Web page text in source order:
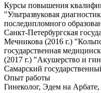
Курсы повышения
"Ультразвуковая
последипломного
Санкт-Петербургская
Мечникова (2016 г.)
государственная
(2017 г.) "Акушерство и
Самарский
Опыт работы
Гинеколог, Эдем на